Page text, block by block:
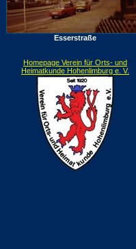
Esserstraße
Homepage Verein für Orts- und
Heimatkunde Hohenlimburg e. V.